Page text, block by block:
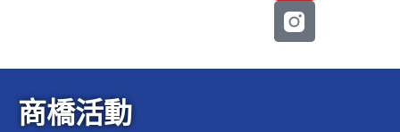
商橋活動